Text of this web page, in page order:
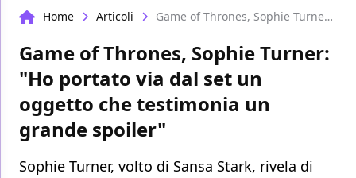
Home Articoli Game of Thrones, Sophie Turner: "Ho portato via dal set un oggetto che testimonia un grande spoiler"
Game of Thrones, Sophie Turner:
"Ho portato via dal set un
oggetto che testimonia un
grande spoiler"
Sophie Turner, volto di Sansa Stark, rivela di